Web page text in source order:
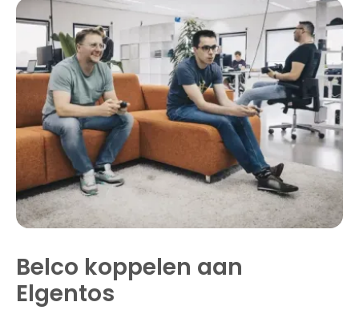
Belco koppelen aan
Elgentos